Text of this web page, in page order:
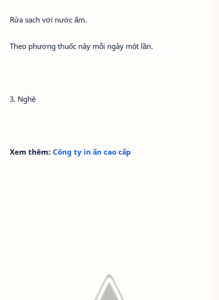
Rửa sạch với nước ấm.
Theo phương thuốc này mỗi ngày một lần.
3. Nghệ
Xem thêm: Công ty in ấn cao cấp